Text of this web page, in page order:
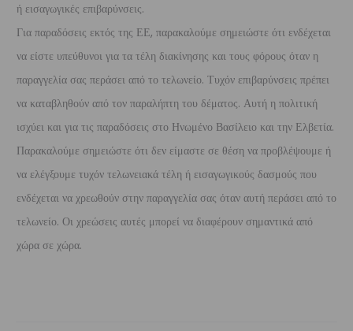
ή εισαγωγικές επιβαρύνσεις.
Για παραδόσεις εκτός της ΕΕ, παρακαλούμε σημειώστε ότι ενδέχεται
να είστε υπεύθυνοι για τα τέλη διακίνησης και τους φόρους όταν η
παραγγελία σας περάσει από το τελωνείο. Τυχόν επιβαρύνσεις πρέπει
να καταβληθούν από τον παραλήπτη του δέματος. Αυτή η πολιτική
ισχύει και για τις παραδόσεις στο Ηνωμένο Βασίλειο και την Ελβετία.
Παρακαλούμε σημειώστε ότι δεν είμαστε σε θέση να προβλέψουμε ή
να ελέγξουμε τυχόν τελωνειακά τέλη ή εισαγωγικούς δασμούς που
ενδέχεται να χρεωθούν στην παραγγελία σας όταν αυτή περάσει από το
τελωνείο. Οι χρεώσεις αυτές μπορεί να διαφέρουν σημαντικά από
χώρα σε χώρα.